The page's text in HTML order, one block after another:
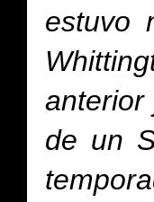
estuvo
anterior
de un